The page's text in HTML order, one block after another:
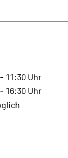
- 11:30 Uhr
- 16:30 Uhr